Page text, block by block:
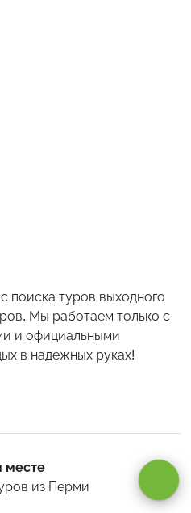
поиска туров выходного
Мы работаем только с
и официальными
в надежных руках!
месте
из Перми